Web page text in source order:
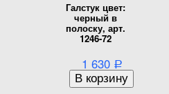
Галстук цвет:
черный в
полоску, арт.
1246-72
1 630 Р